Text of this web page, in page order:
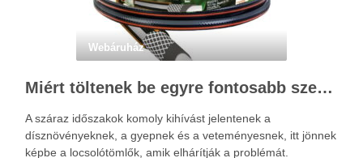
Webáruház
Miért töltenek be egyre fontosabb szerepet a locsolótömlők?
A száraz időszakok komoly kihívást jelentenek a
dísznövényeknek, a gyepnek és a veteményesnek, itt jönnek
képbe a locsolótömlők, amik elhárítják a problémát.